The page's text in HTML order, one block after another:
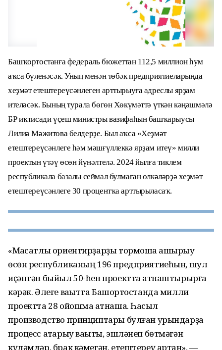
Башҡортостанға федераль бюжеттан 112,5 миллион һум
аҡса бүленәсәк. Уның менән төбәк предприятиеларында
хеҙмәт етештереүсәнлеген арттырыуға адреслы ярҙам
ителәсәк. Бының турала бөгөн Хөкүмәттә үткән кәңәшмәлә
БР иҡтисади үҫеш министры вазифаһын башҡарыусы
Лилиә Мәжитова белдерҙе. Был аҡса «Хеҙмәт
етештереүсәнлеге һәм мәшғүллеккә ярҙам итеү» милли
проектын үтәү өсөн йүнәлтелә. 2024 йылға тиклем
республикала базалы сеймал булмаған өлкәләрҙә хеҙмәт
етештереүсәнлеге 30 процентҡа арттырыласаҡ.
«Маҡсатлы ориентирҙарҙы тормошҡа ашырыу
өсөн республиканың 196 предприятиеһын, шул
иҫәптән быйыл 50-һен проектта ҡатнаштырырға
кәрәк. Әлеге ваҡытта Башҡортостанда милли
проектта 28 ойошма ҡатнаша. Һаҡсыл
производство принциптары булған урындарҙа
процесс атҡарыу ваҡыты, эшләнеп бөтмәгән
күләмдәр, брак кәмегән, етештереү артҡан», —